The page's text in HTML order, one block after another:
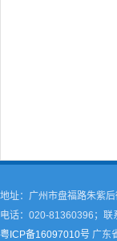
地址：广州市盘福路朱紫
电话：020-81360396；联
粤ICP备16097010号 广东